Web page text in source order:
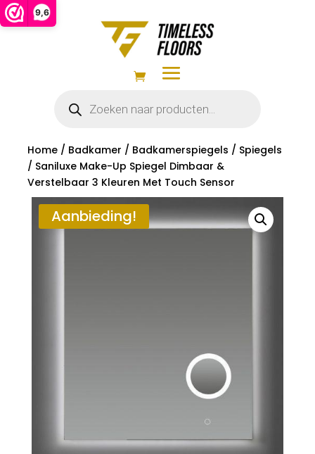
9,6
zoeken
Home/ Badkamer / Badkamerspiegels / Spiegels
/ Saniluxe Make-Up Spiegel Dimbaar &
Verstelbaar 3 Kleuren Met Touch Sensor
Aanbieding!